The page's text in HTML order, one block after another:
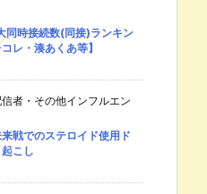
同時接続数(同接)ランキン
レ・湊あくあ等】
者・その他インフルエン
戦でのステロイド使用ド
こし